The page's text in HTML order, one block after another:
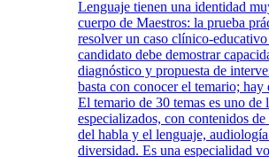
Lenguaje tienen una identidad
cuerpo de Maestros: la prueba
resolver un caso clínico-
candidato debe demostrar
diagnóstico y propuesta de
basta con conocer el temario; hay
El temario de 30 temas es uno de
especializados, con contenidos
del habla y el lenguaje,
diversidad. Es una especialidad